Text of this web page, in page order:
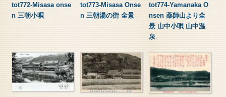
tot772-Misasa onse
n 三朝小唄
tot773-Misasa Onse
n 三朝湯の街 全景
tot774-Yamanaka O
nsen 薬師山より全
景 山中小唄 山中温
泉